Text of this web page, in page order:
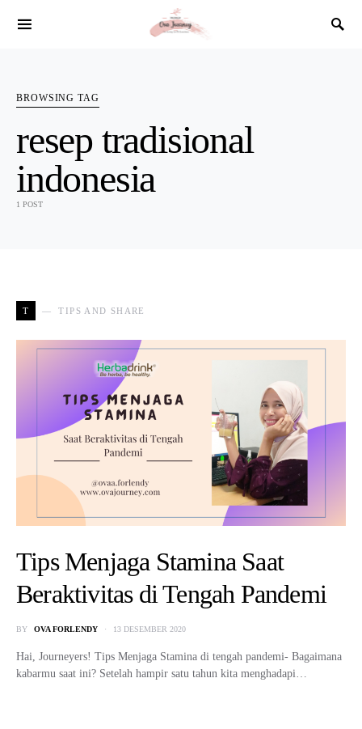
SEARCH FOR:
BROWSING TAG
resep tradisional
indonesia
1 POST
T TIPS AND SHARE
Tips Menjaga Stamina Saat
Beraktivitas di Tengah Pandemi
BY OVA FORLENDY 13 DESEMBER 2020
Hai, Journeyers! Tips Menjaga Stamina di tengah pandemi- Bagaimana
kabarmu saat ini? Setelah hampir satu tahun kita menghadapi…